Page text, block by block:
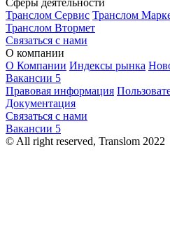
Транслом Сервис Транслом
Транслом Втормет
Связаться с нами
О компании
О Компании Индексы рынка
Вакансии 5
Правовая информация
Документация
Связаться с нами
Вакансии 5
© All right reserved, Translom 2022